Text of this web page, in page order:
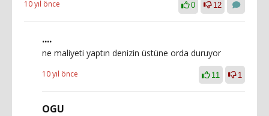
10 yıl önce 0 12
....
ne maliyeti yaptın denizin üstüne orda duruyor
10 yıl önce 11 1
OGU